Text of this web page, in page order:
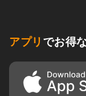
アプリ でお得